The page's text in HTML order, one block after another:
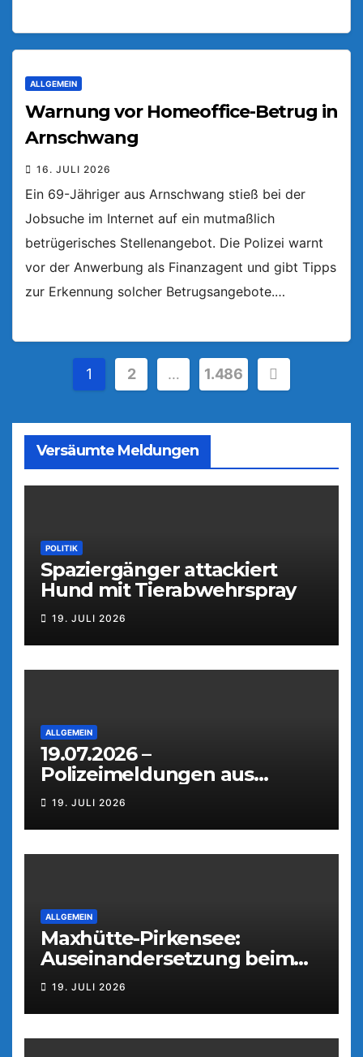
ALLGEMEIN
Warnung vor Homeoffice-Betrug in
Arnschwang
16. JULI 2026
Ein 69-Jähriger aus Arnschwang stieß bei der
Jobsuche im Internet auf ein mutmaßlich
betrügerisches Stellenangebot. Die Polizei warnt
vor der Anwerbung als Finanzagent und gibt Tipps
zur Erkennung solcher Betrugsangebote.…
Seitennummerierung
Beiträge
1 2 … 1.486
Versäumte Meldungen
POLITIK
Spaziergänger attackiert
Hund mit Tierabwehrspray
19. JULI 2026
ALLGEMEIN
19.07.2026 –
Polizeimeldungen aus
Weiden
19. JULI 2026
ALLGEMEIN
Maxhütte-Pirkensee:
Auseinandersetzung beim
Parkfest
19. JULI 2026